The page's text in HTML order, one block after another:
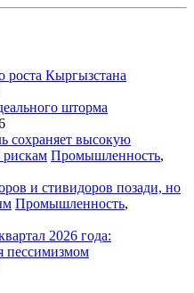
Кыргызстана
шторма
сохраняет высокую
рискам Промышленность,
и стивидоров позади, но
Промышленность,
2026 года:
пессимизмом